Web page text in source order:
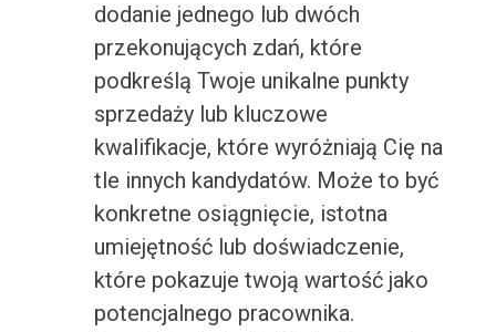
dodanie jednego lub dwóch
przekonujących zdań, które
podkreślą Twoje unikalne punkty
sprzedaży lub kluczowe
kwalifikacje, które wyróżniają Cię na
tle innych kandydatów. Może to być
konkretne osiągnięcie, istotna
umiejętność lub doświadczenie,
które pokazuje twoją wartość jako
potencjalnego pracownika.